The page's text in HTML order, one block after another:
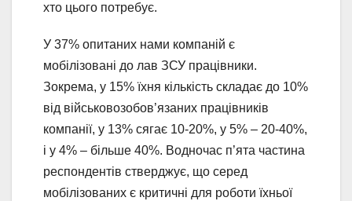
хто цього потребує.
У 37% опитаних нами компаній є
мобілізовані до лав ЗСУ працівники.
Зокрема, у 15% їхня кількість складає до 10%
від військовозобов’язаних працівників
компанії, у 13% сягає 10-20%, у 5% – 20-40%,
і у 4% – більше 40%. Водночас п’ята частина
респондентів стверджує, що серед
мобілізованих є критичні для роботи їхньої